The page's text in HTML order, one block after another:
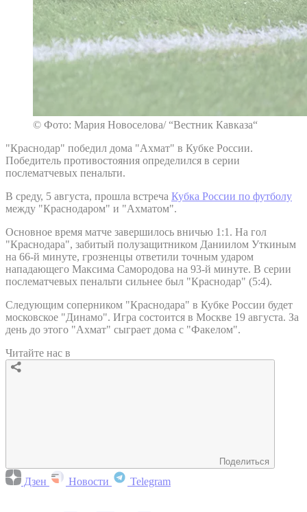
© Фото: Мария Новоселова/ “Вестник Кавказа“
"Краснодар" победил дома "Ахмат" в Кубке России.
Победитель противостояния определился в серии
послематчевых пенальти.
В среду, 5 августа, прошла встреча Кубка России по футболу
между "Краснодаром" и "Ахматом".
Основное время матче завершилось вничью 1:1. На гол
"Краснодара", забитый полузащитником Даниилом Уткиным
на 66-й минуте, грозненцы ответили точным ударом
нападающего Максима Самородова на 93-й минуте. В серии
послематчевых пенальти сильнее был "Краснодар" (5:4).
Следующим соперником "Краснодара" в Кубке России будет
московское "Динамо". Игра состоится в Москве 19 августа. За
день до этого "Ахмат" сыграет дома с "Факелом".
Читайте нас в
Поделиться
Дзен Новости Telegram